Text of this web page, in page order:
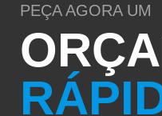
PEÇA AGORA UM